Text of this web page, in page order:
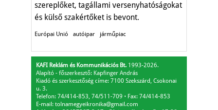
szereplőket, tagállami versenyhatóságokat
és külső szakértőket is bevont.
Európai Unió autóipar járműpiac
KAFI Reklám és Kommunikációs Bt. 1993-2026.
Alapító - főszerkesztő: Kapfinger András
Kiadó és szerkesztőség címe: 7100 Szekszárd, Csokonai
u. 3.
Telefon: 74/414-853, 74/511-709 ⋅ Fax: 74/414-853
E-mail: tolnamegyeikronika@gmail.com